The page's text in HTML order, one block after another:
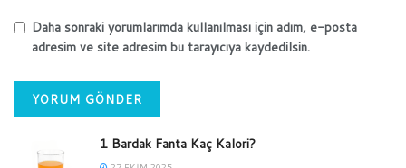
Daha sonraki yorumlarımda kullanılması için adım, e-posta
adresim ve site adresim bu tarayıcıya kaydedilsin.
1 Bardak Fanta Kaç Kalori?